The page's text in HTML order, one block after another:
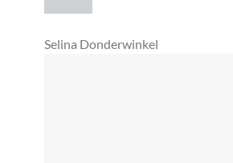
Selina Donderwinkel